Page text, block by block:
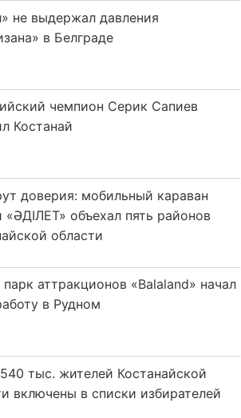
не выдержал давления
в Белграде
чемпион Серик Сапиев
Костанай
доверия: мобильный караван
«ӘДІЛЕТ» объехал пять районов
области
аттракционов «Balaland» начал
в Рудном
тыс. жителей Костанайской
включены в списки избирателей